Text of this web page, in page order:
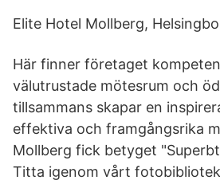
Elite Hotel Mollberg,
Här finner företaget
välutrustade mötesrum och
tillsammans skapar en
effektiva och framgångsrika
Mollberg fick betyget
Titta igenom vårt